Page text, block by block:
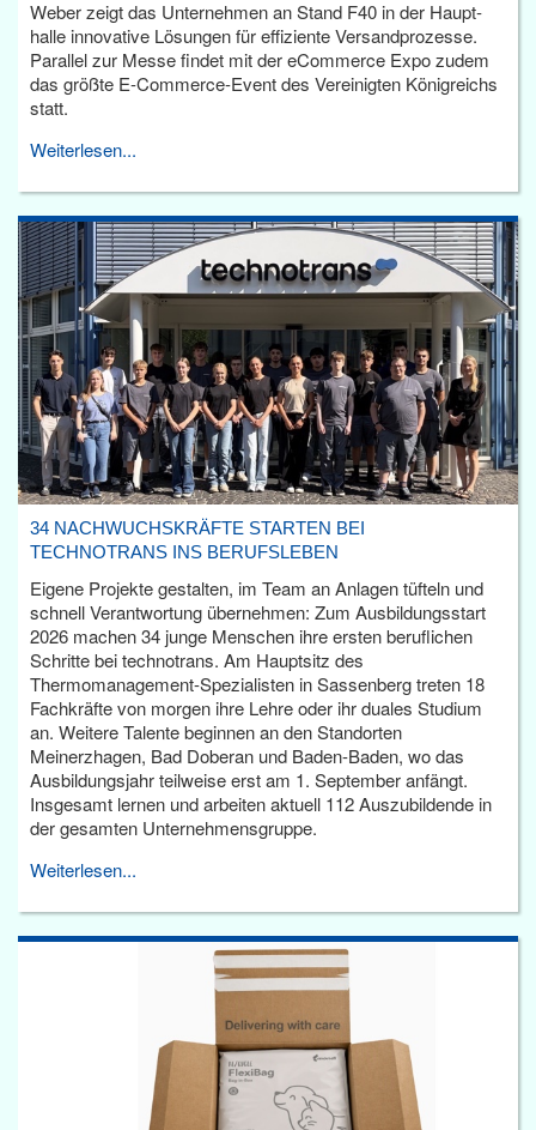
Weber zeigt das Unternehmen an Stand F40 in der Haupt­
halle innovative Lösungen für effiziente Versandprozesse.
Parallel zur Messe findet mit der eCommerce Expo zudem
das größte E-Commerce-Event des Vereinigten Königreichs
statt.
Weiterlesen...
34 NACHWUCHSKRÄFTE STARTEN BEI
TECHNOTRANS INS BERUFSLEBEN
Eigene Projekte gestalten, im Team an Anlagen tüfteln und
schnell Verantwortung übernehmen: Zum Ausbildungsstart
2026 machen 34 junge Menschen ihre ersten beruflichen
Schritte bei technotrans. Am Hauptsitz des
Thermomanagement-Spezialisten in Sassenberg treten 18
Fachkräfte von morgen ihre Lehre oder ihr duales Studium
an. Weitere Talente beginnen an den Standorten
Meinerzhagen, Bad Doberan und Baden-Baden, wo das
Ausbildungsjahr teilweise erst am 1. September anfängt.
Insgesamt lernen und arbeiten aktuell 112 Auszubildende in
der gesamten Unternehmensgruppe.
Weiterlesen...